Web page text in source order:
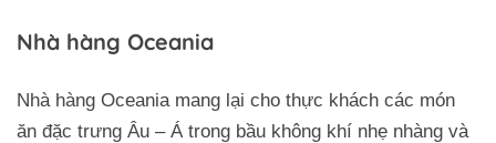
Nhà hàng Oceania
Nhà hàng Oceania mang lại cho thực khách các món
ăn đặc trưng Âu – Á trong bầu không khí nhẹ nhàng và